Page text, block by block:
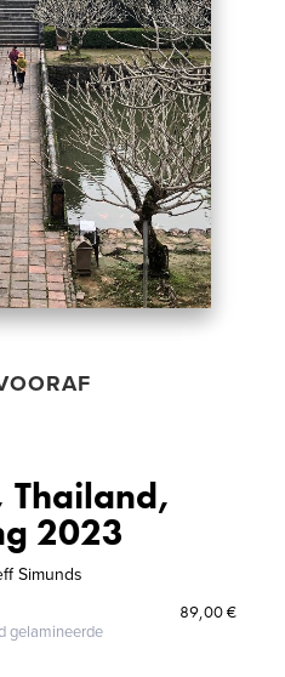
Thailand,
2023
Simunds
gelamineerde
89,00 €